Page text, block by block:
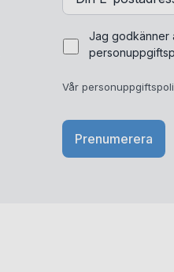
Vår
du
här.
Jag godkänner
Vår